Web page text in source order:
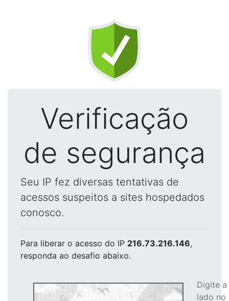
Verificação
de segurança
Seu IP fez diversas tentativas de
acessos suspeitos a sites hospedados
conosco.
Para liberar o acesso do IP 216.73.216.146,
responda ao desafio abaixo.
Digite
lado no